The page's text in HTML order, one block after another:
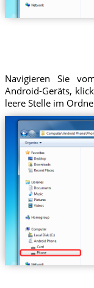
Navigieren Sie
Android-Geräts,
leere Stelle im